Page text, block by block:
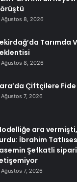
Ağustos 8, 2026
Tarımda
Ağustos 8, 2026
Çiftçilere Fide
Ağustos 7, 2026
ara
İbrahim
Şefkatli
Ağustos 7, 2026